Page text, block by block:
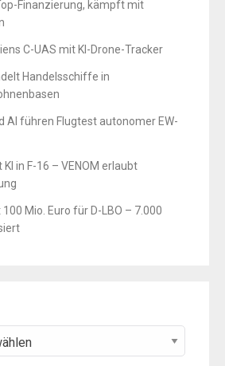
Finanzierung, kämpft mit
C-UAS mit KI-Drone-Tracker
Handelsschiffe in
AI führen Flugtest autonomer EW-
in F-16 – VENOM erlaubt
Mio. Euro für D-LBO – 7.000